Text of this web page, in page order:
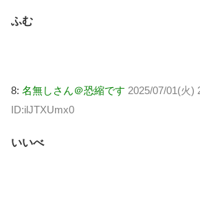
ふむ
8: 名無しさん＠恐縮です 2025/07/01(火)
ID:ilJTXUmx0
いいべ